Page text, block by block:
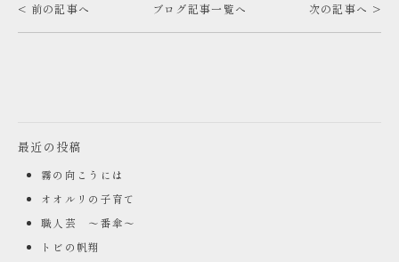
< 前の記事へ ブログ記事一覧へ 次の記事へ >
最近の投稿
霧の向こうには
オオルリの子育て
職人芸 ～番傘～
トビの帆翔